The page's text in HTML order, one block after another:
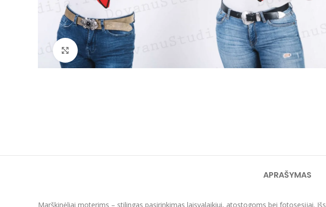
Padidinti
APRAŠYMAS
Marškinėliai moterims – stilingas pasirinkimas laisvalaikiui, atostogoms bei fotosesijai.